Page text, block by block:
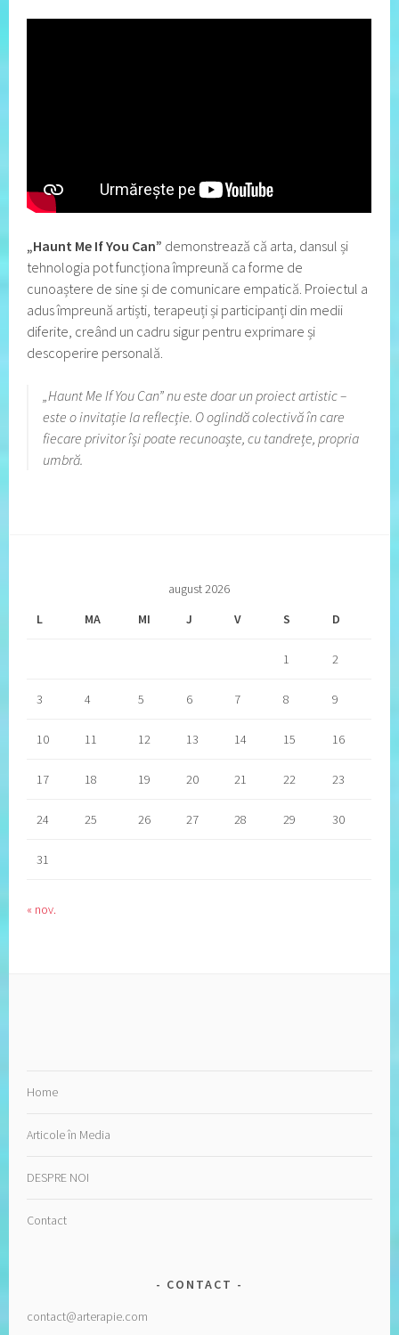
„Haunt Me If You Can” demonstrează că arta, dansul și
tehnologia pot funcționa împreună ca forme de
cunoaștere de sine și de comunicare empatică. Proiectul a
adus împreună artiști, terapeuți și participanți din medii
diferite, creând un cadru sigur pentru exprimare și
descoperire personală.
„Haunt Me If You Can” nu este doar un proiect artistic –
este o invitație la reflecție. O oglindă colectivă în care
fiecare privitor își poate recunoaște, cu tandrețe, propria
umbră.
august 2026
L
MA MI J V S D
1 2
3 4 5 6 7 8 9
10 11 12 13 14 15 16
17 18 19 20 21 22 23
24 25 26 27 28 29 30
31
« nov.
Home
Articole în Media
DESPRE NOI
Contact
CONTACT
contact@arterapie.com